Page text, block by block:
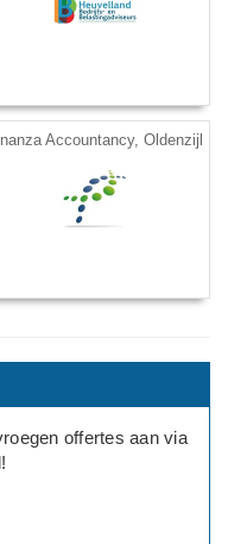
Accountancy, Oldenzijl
offertes aan via